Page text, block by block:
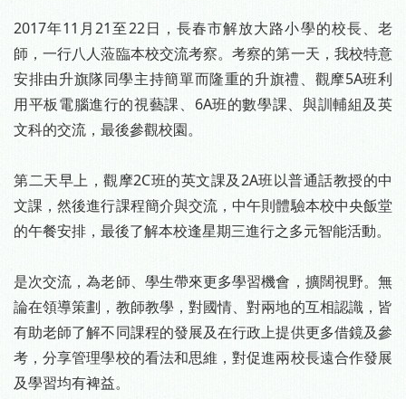
2017年11月21至22日，長春市解放大路小學的校長、老
師，一行八人蒞臨本校交流考察。考察的第一天，我校特意
安排由升旗隊同學主持簡單而隆重的升旗禮、觀摩5A班利
用平板電腦進行的視藝課、6A班的數學課、與訓輔組及英
文科的交流，最後參觀校園。
第二天早上，觀摩2C班的英文課及2A班以普通話教授的中
文課，然後進行課程簡介與交流，中午則體驗本校中央飯堂
的午餐安排，最後了解本校逢星期三進行之多元智能活動。
是次交流，為老師、學生帶來更多學習機會，擴闊視野。無
論在領導策劃，教師教學，對國情、對兩地的互相認識，皆
有助老師了解不同課程的發展及在行政上提供更多借鏡及參
考，分享管理學校的看法和思維，對促進兩校長遠合作發展
及學習均有裨益。